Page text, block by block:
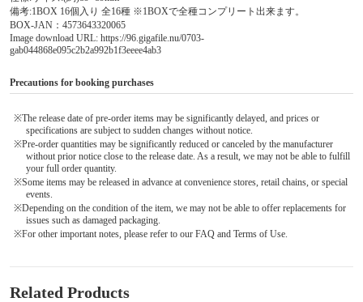
備考:1BOX 16個入り 全16種 ※1BOXで全種コンプリート出来ます。
BOX-JAN：4573643320065
Image download URL: https://96.gigafile.nu/0703-
gab044868e095c2b2a992b1f3eeee4ab3
Precautions for booking purchases
※The release date of pre-order items may be significantly delayed, and prices or
specifications are subject to sudden changes without notice.
※Pre-order quantities may be significantly reduced or canceled by the manufacturer
without prior notice close to the release date. As a result, we may not be able to fulfill
your full order quantity.
※Some items may be released in advance at convenience stores, retail chains, or special
events.
※Depending on the condition of the item, we may not be able to offer replacements for
issues such as damaged packaging.
※For other important notes, please refer to our FAQ and Terms of Use.
Related Products